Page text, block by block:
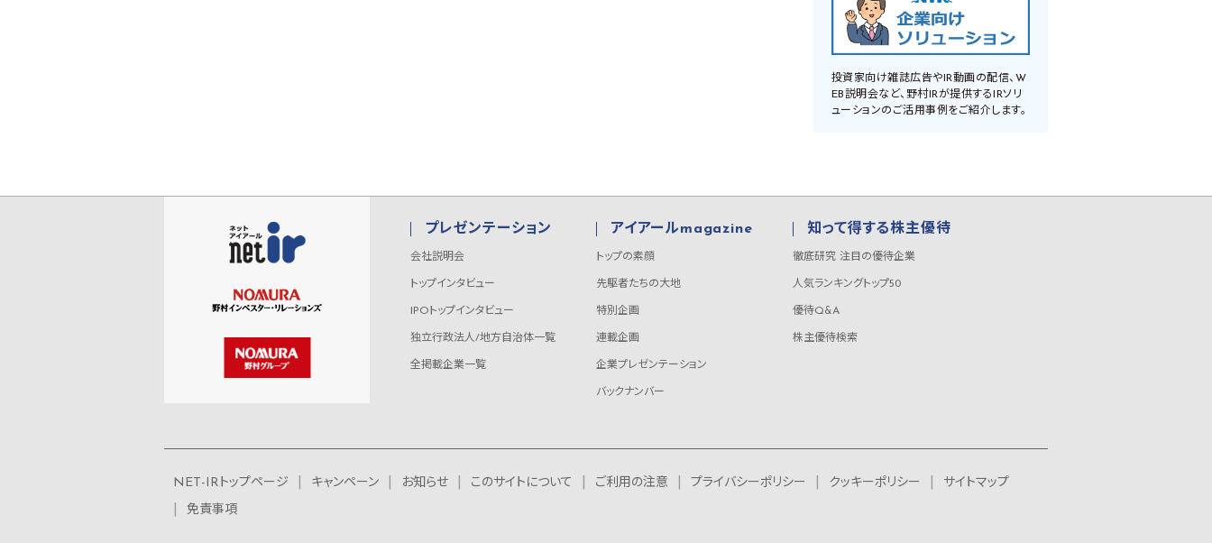
投資家向け雑誌広告やIR動画の配信、W
EB説明会など、野村IRが提供するIRソリ
ューションのご活用事例をご紹介します。
プレゼンテーション
会社説明会
トップインタビュー
IPOトップインタビュー
独立行政法人/地方自治体一覧
全掲載企業一覧
アイアールmagazine
トップの素顔
先駆者たちの大地
特別企画
連載企画
企業プレゼンテーション
バックナンバー
知って得する株主優待
徹底研究 注目の優待企業
人気ランキングトップ50
優待Q&A
株主優待検索
NET-IRトップページ キャンペーン お知らせ このサイトについて ご利用の注意 プライバシーポリシー クッキーポリシー
サイトマップ
免責事項